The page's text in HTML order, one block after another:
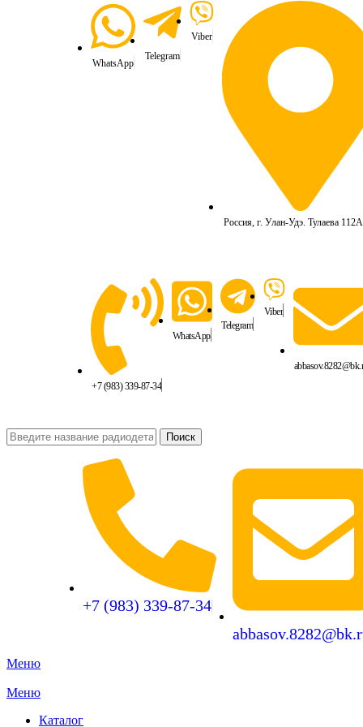
WhatsApp
Telegram
Viber
Россия, г. Улан-Удэ. Тулаева
+7 (983) 339-87-34
WhatsApp
Telegram
Viber
Поиск
+7 (983) 339-87-34
Меню
Меню
Каталог